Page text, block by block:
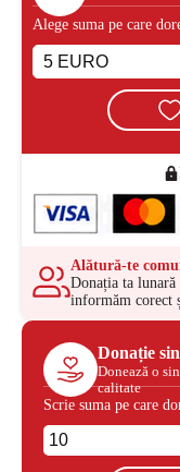
Alege suma pe care
Alătură-te
Donația ta lunară
informăm corect
Donație
Donează o
calitate
Scrie suma pe care